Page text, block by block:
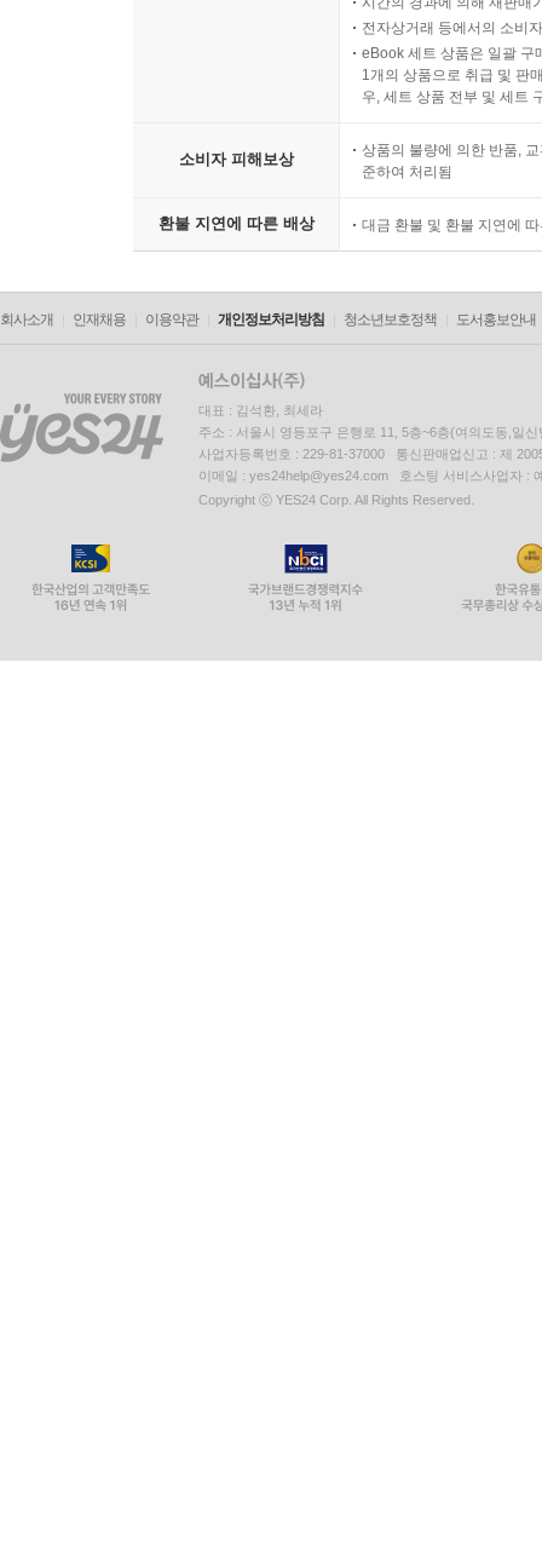
전자상거래 등에서의 소비
eBook 세트 상품은 일괄 구
1개의 상품으로 취급 및 판
우, 세트 상품 전부 및 세트
소비자 피해보상
상품의 불량에 의한 반품,
준하여 처리됨
환불 지연에 따른 배상 대금 환불 및 환불 지연에
회사소개 인재채용 이용약관 개인정보처리방침 청소년보호정책 도서홍보안내
대표 : 김석환, 최세라
주소 : 서울시 영등포구 은행로 11, 5층~6층(여의도동,일신
사업자등록번호 : 229-81-37000 통신판매업신고 : 제
이메일 : yes24help@yes24.com 호스팅 서비스사업자 :
Copyright ⓒ YES24 Corp. All Rights Reserved.